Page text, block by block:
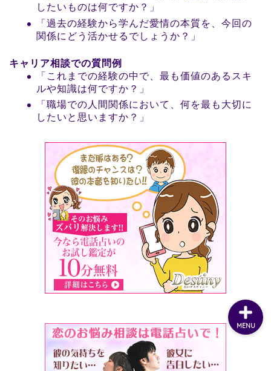
したいものは何ですか？」
「過去の経験から学んだ愛情の本質を、今回の
関係にどう活かせるでしょうか？」
キャリア相談での質問例
「これまでの経験の中で、最も価値のあるスキ
ルや知識は何ですか？」
「職場での人間関係において、何を最も大切に
したいと思いますか？」
MENU